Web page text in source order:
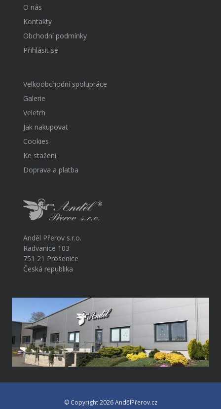
O nás
Kontakty
Obchodní podmínky
Přihlásit se
Velkoobchodní spolupráce
Galerie
Veletrh
Jak nakupovat
Cookies
Ke stažení
Doprava a platba
Anděl Přerov s.r.o.
Radvanice 103
751 21 Prosenice
Česká republika
© Copyright 2026 AndělPřerov.cz